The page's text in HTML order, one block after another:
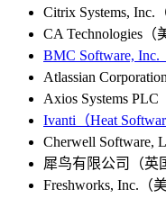
Citrix Systems, Inc.
CA Technologies（
BMC Software, Inc.
Atlassian
Axios Systems PLC
Ivanti（Heat
Cherwell Software,
犀鸟有限公司（英
Freshworks, Inc.（